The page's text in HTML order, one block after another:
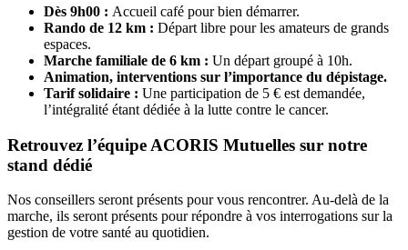
Dès 9h00 : Accueil café pour bien démarrer.
Rando de 12 km : Départ libre pour les amateurs de grands
espaces.
Marche familiale de 6 km : Un départ groupé à 10h.
Animation, interventions sur l’importance du dépistage.
Tarif solidaire : Une participation de 5 € est demandée,
l’intégralité étant dédiée à la lutte contre le cancer.
Retrouvez l’équipe ACORIS Mutuelles sur notre
stand dédié
Nos conseillers seront présents pour vous rencontrer. Au-delà de la
marche, ils seront présents pour répondre à vos interrogations sur la
gestion de votre santé au quotidien.